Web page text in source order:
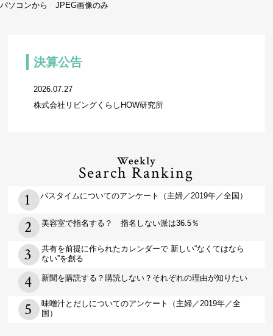
パソコンから JPEG画像のみ
決算公告
2026.07.27
株式会社リビングくらしHOW研究所
Weekly
Search Ranking
バスタイムについてのアンケート（主婦／2019年／全国）
美容室で指名する？ 指名しない派は36.5％
共有を前提に作られたカレンダーで 新しい“なくてはなら
ない”を創る
新聞を購読する？購読しない？それぞれの理由が知りたい
味噌汁とだしについてのアンケート（主婦／2019年／全
国）